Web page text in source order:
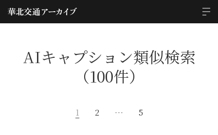
AIキャプション類似検索
（100件）
1 2 … 5